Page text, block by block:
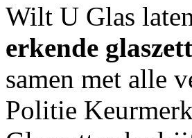
Wilt U Glas
erkende
samen met alle
Politie